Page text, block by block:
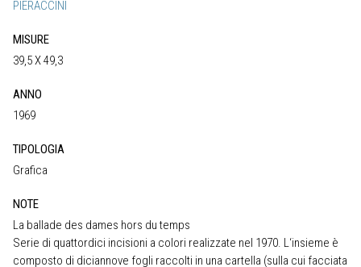
PIERACCINI
MISURE
39,5 X 49,3
ANNO
1969
TIPOLOGIA
Grafica
NOTE
La ballade des dames hors du temps
Serie di quattordici incisioni a colori realizzate nel 1970. L‘insieme è
composto di diciannove fogli raccolti in una cartella (sulla cui facciata